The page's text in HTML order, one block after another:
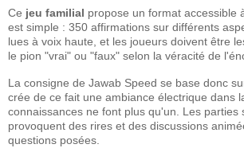
Ce jeu familial propose un format accessible
est simple : 350 affirmations sur différents
lues à voix haute, et les joueurs doivent être
le pion "vrai" ou "faux" selon la véracité de
La consigne de Jawab Speed se base donc
crée de ce fait une ambiance électrique dans
connaissances ne font plus qu'un. Les parties
provoquent des rires et des discussions
questions posées.